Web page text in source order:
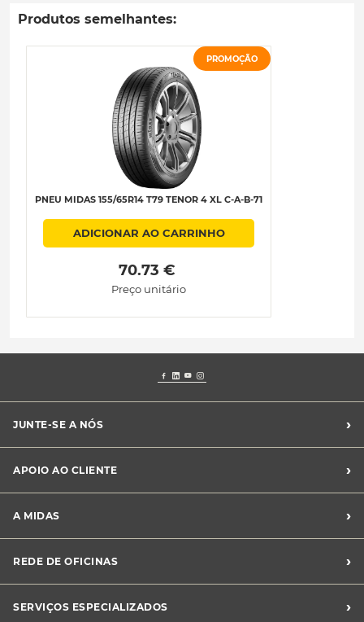
Produtos semelhantes:
PROMOÇÃO
PNEU MIDAS 155/65R14 T79 TENOR 4 XL C-A-B-71
ADICIONAR AO CARRINHO
70.73 €
Preço unitário
JUNTE-SE A NÓS ›
Franchising Midas
APOIO AO CLIENTE ›
Livro de Reclamações
Canal de Denúncias
Perguntas Frequentes
A MIDAS ›
Sustentabilidade
Notícias Midas
REDE DE OFICINAS ›
SERVIÇOS ESPECIALIZADOS
›